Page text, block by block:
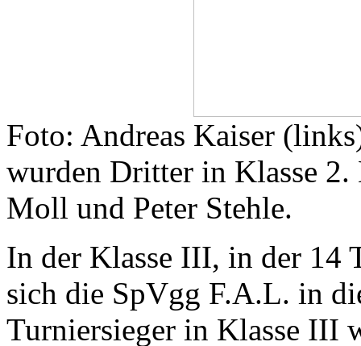
Foto: Andreas Kaiser
wurden Dritter in Klasse
Moll und Peter Stehle.
In der Klasse III, in der 14
sich die SpVgg F.A.L. in
Turniersieger in Klasse III